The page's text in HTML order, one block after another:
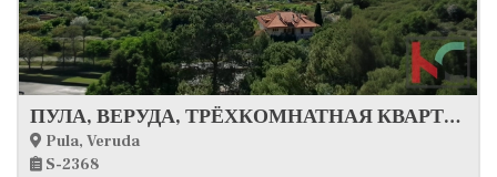
ПУЛА, ВЕРУДА, ТРЁХКОМНАТНАЯ КВАРТИРА С ВИДОМ НА МОРЕ #ПРОДАЖА
Pula, Veruda
S-2368